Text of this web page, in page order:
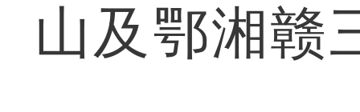
山及鄂湘赣